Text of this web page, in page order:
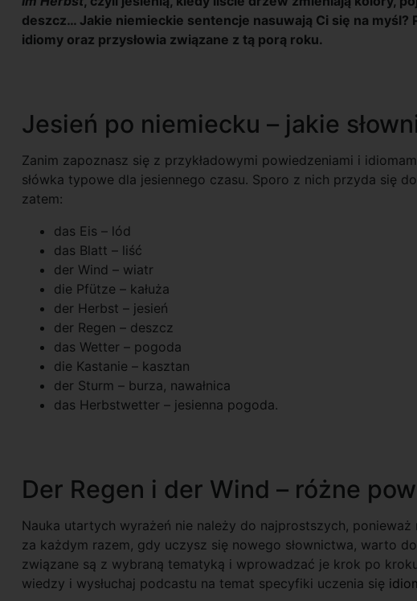
deszcz… Jakie niemieckie sentencje nasuwają Ci się na myśl?
idiomy oraz przysłowia związane z tą porą roku.
Jesień po niemiecku – jakie
Zanim zapoznasz się z przykładowymi powiedzeniami i
słówka typowe dla jesiennego czasu. Sporo z nich przyda się
zatem:
das Eis – lód
das Blatt – liść
der Wind – wiatr
die Pfütze – kałuża
der Herbst – jesień
der Regen – deszcz
das Wetter – pogoda
die Kastanie – kasztan
der Sturm – burza, nawałnica
das Herbstwetter – jesienna pogoda.
Der Regen i der Wind – różne
Nauka utartych wyrażeń nie należy do najprostszych,
za każdym razem, gdy uczysz się nowego słownictwa, warto
związane są z wybraną tematyką i wprowadzać je krok po
wiedzy i wysłuchaj podcastu na temat specyfiki uczenia się